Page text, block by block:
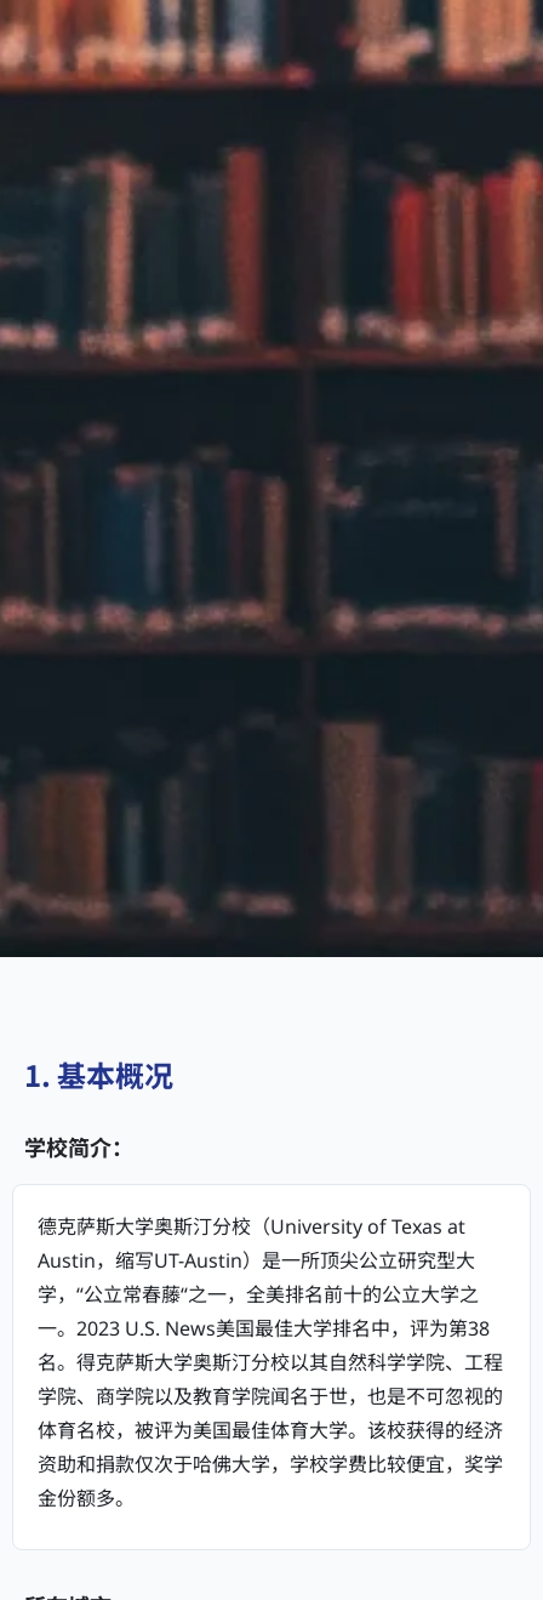
1. 基本概况
学校简介：
德克萨斯大学奥斯汀分校（University of Texas at
Austin，缩写UT-Austin）是一所顶尖公立研究型大
学，“公立常春藤“之一，全美排名前十的公立大学之
一。2023 U.S. News美国最佳大学排名中，评为第38
名。得克萨斯大学奥斯汀分校以其自然科学学院、工程
学院、商学院以及教育学院闻名于世，也是不可忽视的
体育名校，被评为美国最佳体育大学。该校获得的经济
资助和捐款仅次于哈佛大学，学校学费比较便宜，奖学
金份额多。